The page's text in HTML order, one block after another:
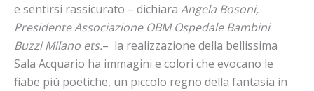
e sentirsi rassicurato – dichiara Angela Bosoni,
Presidente Associazione OBM Ospedale Bambini
Buzzi Milano ets.– la realizzazione della bellissima
Sala Acquario ha immagini e colori che evocano le
fiabe più poetiche, un piccolo regno della fantasia in